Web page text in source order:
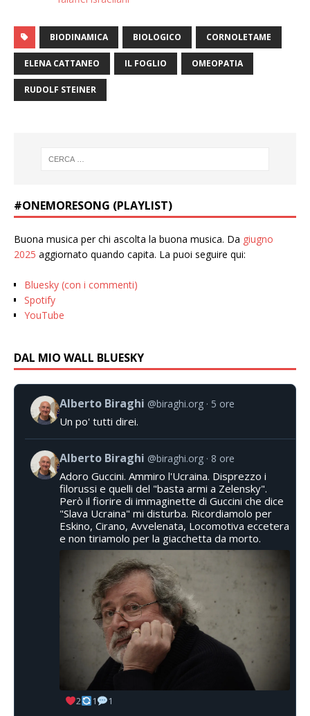
BIODINAMICA BIOLOGICO CORNOLETAME
ELENA CATTANEO IL FOGLIO OMEOPATIA
RUDOLF STEINER
#ONEMORESONG (PLAYLIST)
Buona musica per chi ascolta la buona musica. Da giugno
2025 aggiornato quando capita. La puoi seguire qui:
Bluesky (con i commenti)
Spotify
YouTube
DAL MIO WALL BLUESKY
Alberto Biraghi @biraghi.org 5 ore
Un po' tutti direi.
Alberto Biraghi @biraghi.org 8 ore
Adoro Guccini. Ammiro l'Ucraina. Disprezzo i
filorussi e quelli del "basta armi a Zelensky".
Però il fiorire di immaginette di Guccini che dice
"Slava Ucraina" mi disturba. Ricordiamolo per
Eskino, Cirano, Avvelenata, Locomotiva eccetera
e non tiriamolo per la giacchetta da morto.
2 1 1